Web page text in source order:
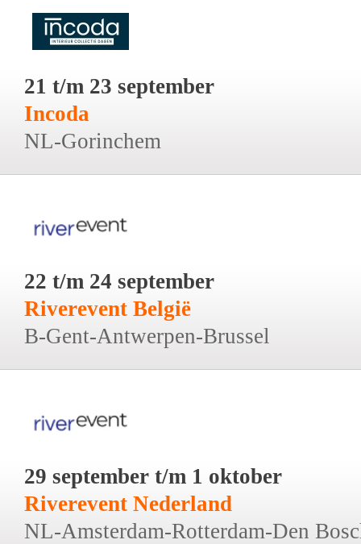
21 t/m 23 september
Incoda
NL-Gorinchem
22 t/m 24 september
Riverevent België
B-Gent-Antwerpen-Brussel
29 september t/m 1 oktober
Riverevent Nederland
NL-Amsterdam-Rotterdam-Den